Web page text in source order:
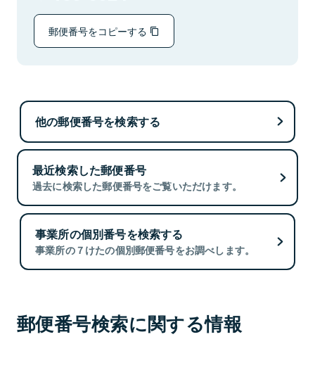
郵便番号をコピーする
他の郵便番号を検索する
最近検索した郵便番号
過去に検索した郵便番号をご覧いただけます。
事業所の個別番号を検索する
事業所の７けたの個別郵便番号をお調べします。
郵便番号検索に関する情報